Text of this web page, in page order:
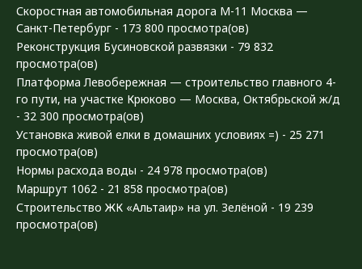
Скоростная автомобильная дорога М-11 Москва —
Санкт-Петербург - 173 800 просмотра(ов)
Реконструкция Бусиновской развязки - 79 832
просмотра(ов)
Платформа Левобережная — строительство главного 4-
го пути, на участке Крюково — Москва, Октябрьской ж/д
- 32 300 просмотра(ов)
Установка живой елки в домашних условиях =) - 25 271
просмотра(ов)
Нормы расхода воды - 24 978 просмотра(ов)
Маршрут 1062 - 21 858 просмотра(ов)
Строительство ЖК «Альтаир» на ул. Зелёной - 19 239
просмотра(ов)